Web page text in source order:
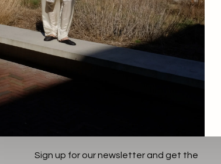
Sorteren op:
Sign up for our newsletter and get the